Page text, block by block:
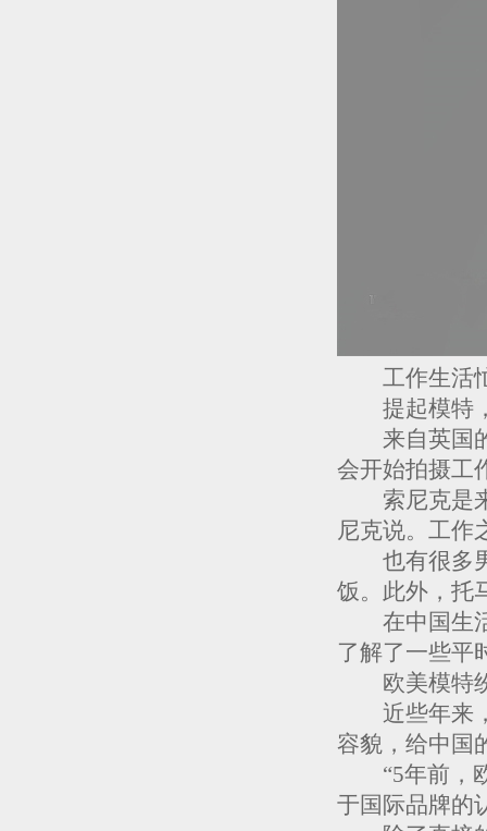
工作生活
提起模特，
来自英国的
会开始拍摄工
索尼克是来
尼克说。工作
也有很多男
饭。此外，托
在中国生活
了解了一些平
欧美模特
近些年来，
容貌，给中国
“5年前，欧
于国际品牌的